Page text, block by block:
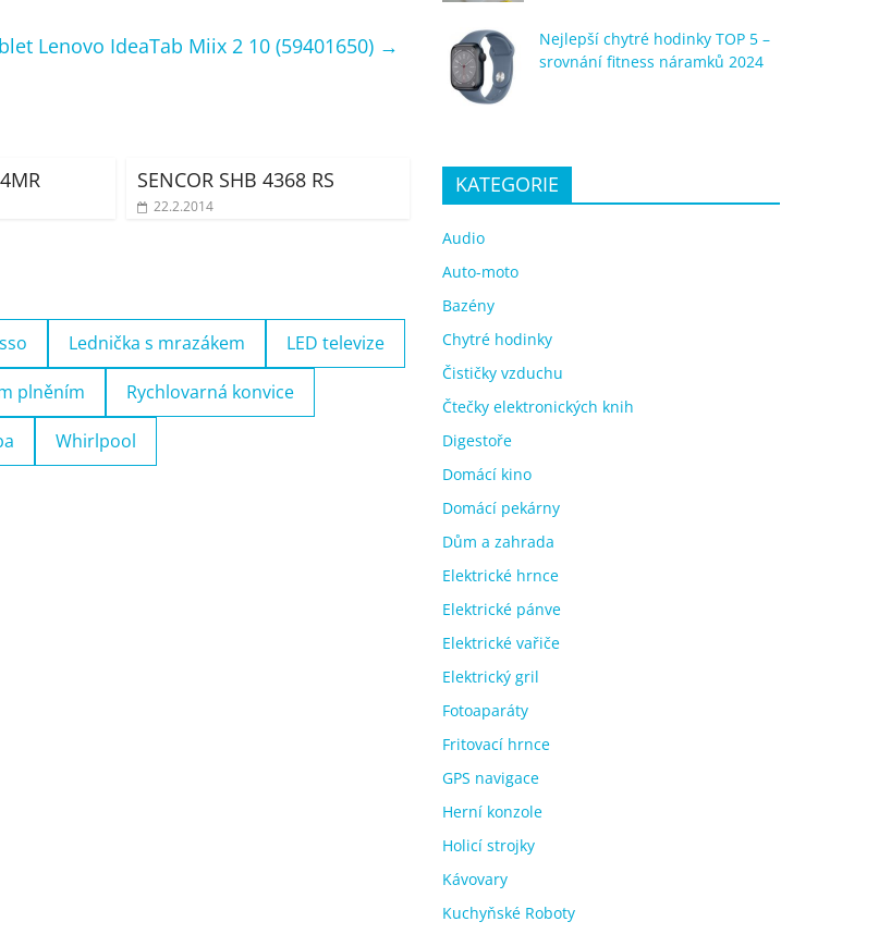
Lenovo IdeaTab Miix 2 10 (59401650) →
SENCOR SHB 4368 RS
22.2.2014
Lednička s mrazákem LED televize
plněním Rychlovarná konvice
Whirlpool
Nejlepší chytré hodinky TOP 5 –
srovnání fitness náramků 2024
KATEGORIE
Audio
Auto-moto
Bazény
Chytré hodinky
Čističky vzduchu
Čtečky elektronických knih
Digestoře
Domácí kino
Domácí pekárny
Dům a zahrada
Elektrické hrnce
Elektrické pánve
Elektrické vařiče
Elektrický gril
Fotoaparáty
Fritovací hrnce
GPS navigace
Herní konzole
Holicí strojky
Kávovary
Kuchyňské Roboty